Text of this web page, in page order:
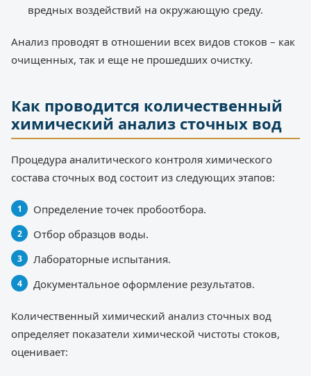
вредных воздействий на окружающую среду.
Анализ проводят в отношении всех видов стоков – как
очищенных, так и еще не прошедших очистку.
Как проводится количественный
химический анализ сточных вод
Процедура аналитического контроля химического
состава сточных вод состоит из следующих этапов:
Определение точек пробоотбора.
Отбор образцов воды.
Лабораторные испытания.
Документальное оформление результатов.
Количественный химический анализ сточных вод
определяет показатели химической чистоты стоков,
оценивает: